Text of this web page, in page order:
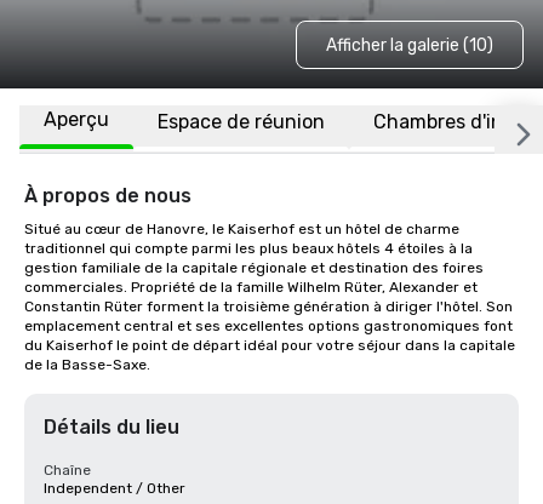
Afficher la galerie (10)
Aperçu Espace de réunion Chambres
À propos de nous
Situé au cœur de Hanovre, le Kaiserhof est un hôtel de charme
traditionnel qui compte parmi les plus beaux hôtels 4 étoiles à la
gestion familiale de la capitale régionale et destination des foires
commerciales. Propriété de la famille Wilhelm Rüter, Alexander et
Constantin Rüter forment la troisième génération à diriger l'hôtel. Son
emplacement central et ses excellentes options gastronomiques font
du Kaiserhof le point de départ idéal pour votre séjour dans la capitale
de la Basse-Saxe.
Détails du lieu
Chaîne
Independent / Other